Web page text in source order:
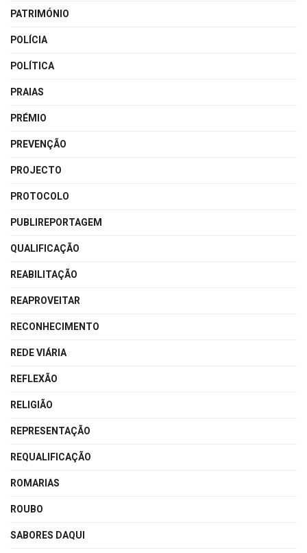
PATRIMÓNIO
POLÍCIA
POLÍTICA
PRAIAS
PRÉMIO
PREVENÇÃO
PROJECTO
PROTOCOLO
PUBLIREPORTAGEM
QUALIFICAÇÃO
REABILITAÇÃO
REAPROVEITAR
RECONHECIMENTO
REDE VIÁRIA
REFLEXÃO
RELIGIÃO
REPRESENTAÇÃO
REQUALIFICAÇÃO
ROMARIAS
ROUBO
SABORES DAQUI